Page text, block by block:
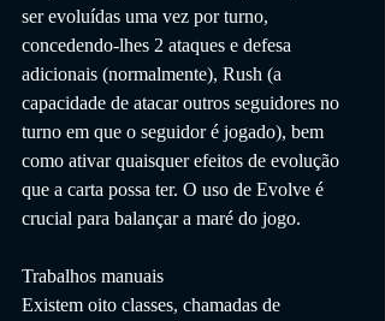
ser evoluídas uma vez por turno,
concedendo-lhes 2 ataques e defesa
adicionais (normalmente), Rush (a
capacidade de atacar outros seguidores no
turno em que o seguidor é jogado), bem
como ativar quaisquer efeitos de evolução
que a carta possa ter. O uso de Evolve é
crucial para balançar a maré do jogo.
Trabalhos manuais
Existem oito classes, chamadas de